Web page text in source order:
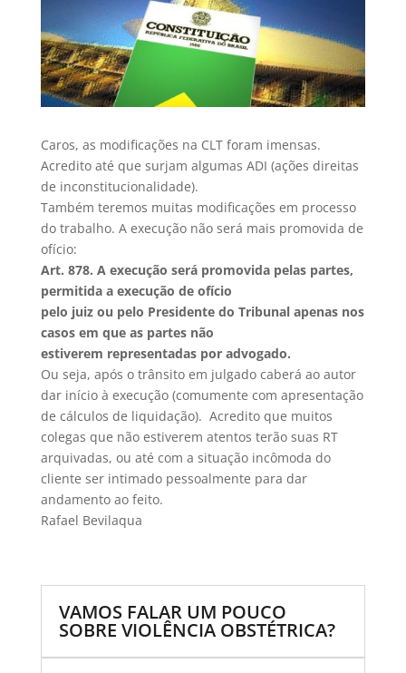
Caros, as modificações na CLT foram imensas.
Acredito até que surjam algumas ADI (ações direitas
de inconstitucionalidade).
Também teremos muitas modificações em processo
do trabalho. A execução não será mais promovida de
ofício:
Art. 878. A execução será promovida pelas partes,
permitida a execução de ofício
pelo juiz ou pelo Presidente do Tribunal apenas nos
casos em que as partes não
estiverem representadas por advogado.
Ou seja, após o trânsito em julgado caberá ao autor
dar início à execução (comumente com apresentação
de cálculos de liquidação). Acredito que muitos
colegas que não estiverem atentos terão suas RT
arquivadas, ou até com a situação incômoda do
cliente ser intimado pessoalmente para dar
andamento ao feito.
Rafael Bevilaqua
VAMOS FALAR UM POUCO
SOBRE VIOLÊNCIA OBSTÉTRICA?